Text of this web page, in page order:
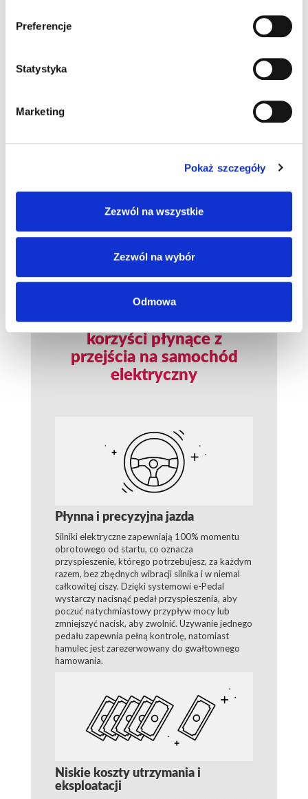
Preferencje
Statystyka
Marketing
Pokaż szczegóły
Zezwól na wszystkie
Zezwól na wybór
Odmowa
w Polsce w 2023 r.) oferuje wszystkie potrzebne
informacje w zasięgu ręki. Dzięki niej można
celu.
Gwarancja na baterię
Baterie litowo-jonowe stosowane obecnie w
samochodach elektrycznych Nissana są wysoce
niezawodne. Nasze baterie są objęte gwarancją
Bliższe spojrzenie na
korzyści płynące z
przejścia na samochód
elektryczny
Płynna i precyzyjna jazda
Silniki elektryczne zapewniają 100% momentu
obrotowego od startu, co oznacza
przyspieszenie, którego potrzebujesz, za każdym
razem, bez zbędnych wibracji silnika i w niemal
całkowitej ciszy. Dzięki systemowi e-Pedal
wystarczy nacisnąć pedał przyspieszenia, aby
poczuć natychmiastowy przypływ mocy lub
zmniejszyć nacisk, aby zwolnić. Uzywanie jednego
pedału zapewnia pełną kontrolę, natomiast
hamulec jest zarezerwowany do gwałtownego
hamowania.
Niskie koszty utrzymania i
eksploatacji